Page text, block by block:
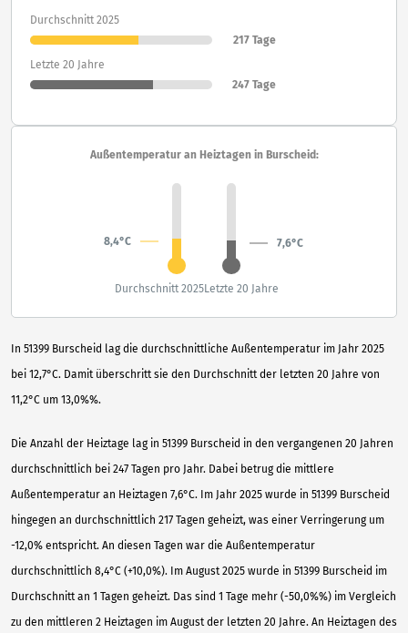
In 51399 Burscheid lag die durchschnittliche Außentemperatur im Jahr 2025
bei 12,7°C. Damit überschritt sie den Durchschnitt der letzten 20 Jahre von
11,2°C um 13,0%%.
Die Anzahl der Heiztage lag in 51399 Burscheid in den vergangenen 20 Jahren
durchschnittlich bei 247 Tagen pro Jahr. Dabei betrug die mittlere
Außentemperatur an Heiztagen 7,6°C. Im Jahr 2025 wurde in 51399 Burscheid
hingegen an durchschnittlich 217 Tagen geheizt, was einer Verringerung um
-12,0% entspricht. An diesen Tagen war die Außentemperatur
durchschnittlich 8,4°C (+10,0%). Im August 2025 wurde in 51399 Burscheid im
Durchschnitt an 1 Tagen geheizt. Das sind 1 Tage mehr (-50,0%%) im Vergleich
zu den mittleren 2 Heiztagen im August der letzten 20 Jahre. An Heiztagen des
Durchschnitt 2025
217 Tage
Letzte 20 Jahre
247 Tage
Außentemperatur an Heiztagen in Burscheid:
8,4°C 7,6°C
Durchschnitt 2025Letzte 20 Jahre